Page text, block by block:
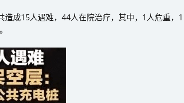
成15人遇难，44人在院治疗，其中，1人危重，1